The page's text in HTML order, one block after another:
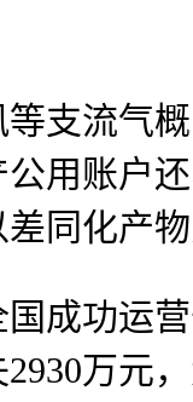
流气概
用账户
同化产
功运营
万元